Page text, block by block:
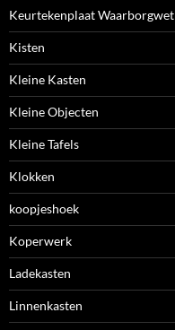
Keurtekenplaat Waarborgwet
Kisten
Kleine Kasten
Kleine Objecten
Kleine Tafels
Klokken
koopjeshoek
Koperwerk
Ladekasten
Linnenkasten